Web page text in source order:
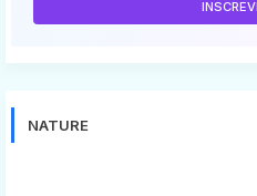
NATURE